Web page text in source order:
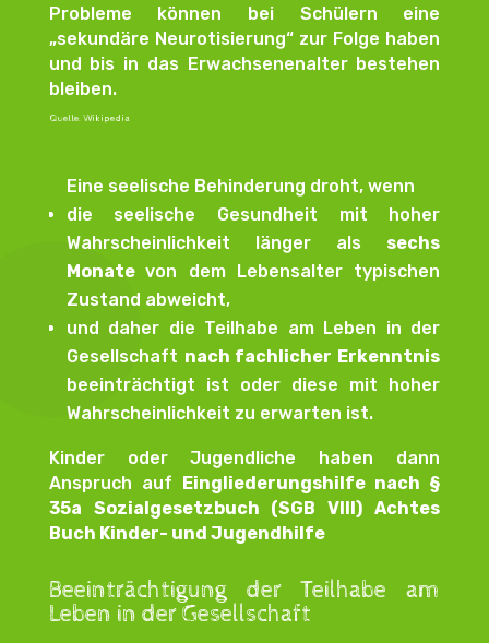
Probleme können bei Schülern eine
„sekundäre Neurotisierung“ zur Folge haben
und bis in das Erwachsenenalter bestehen
bleiben.
Quelle: Wikipedia
Eine seelische Behinderung droht, wenn
die seelische Gesundheit mit hoher
Wahrscheinlichkeit länger als sechs
Monatevon dem Lebensalter typischen
Zustand abweicht,
und daher die Teilhabe am Leben in der
Gesellschaft nach fachlicher Erkenntnis
beeinträchtigt ist oder diese mit hoher
Wahrscheinlichkeit zu erwarten ist.
Kinder oder Jugendliche haben dann
Anspruch auf
Eingliederungshilfe nach §
35a Sozialgesetzbuch (SGB VIII) Achtes
Buch Kinder- und Jugendhilfe
Beeinträchtigung der Teilhabe am
Leben in der Gesellschaft